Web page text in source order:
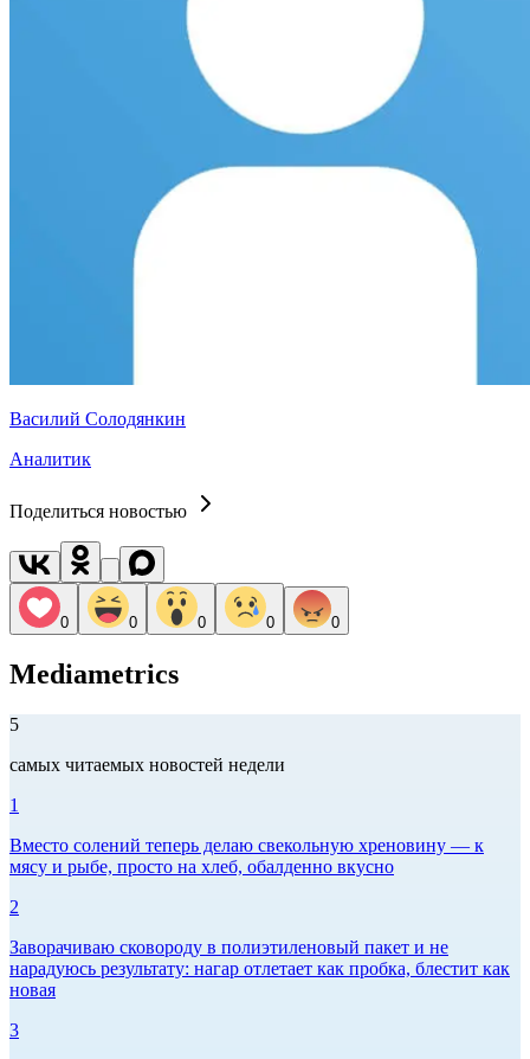
Василий Солодянкин
Аналитик
Поделиться новостью
0 0 0 0 0
Mediametrics
5
самых читаемых новостей недели
1
Вместо солений теперь делаю свекольную хреновину — к
мясу и рыбе, просто на хлеб, обалденно вкусно
2
Заворачиваю сковороду в полиэтиленовый пакет и не
нарадуюсь результату: нагар отлетает как пробка, блестит как
новая
3